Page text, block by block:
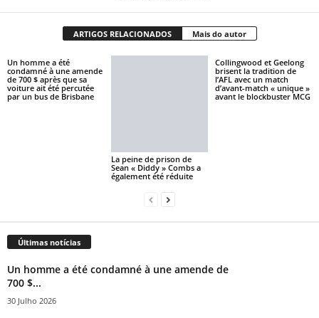
ARTIGOS RELACIONADOS Mais do autor
Un homme a été
condamné à une amende
de 700 $ après que sa
voiture ait été percutée
par un bus de Brisbane
La peine de prison de
Sean « Diddy » Combs a
également été réduite
Collingwood et Geelong
brisent la tradition de
l’AFL avec un match
d’avant-match « unique »
avant le blockbuster MCG
Últimas notícias
Un homme a été condamné à une amende de
700 $...
30 Julho 2026